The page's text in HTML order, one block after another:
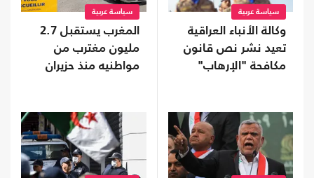
سياسة عربية
وكالة الأنباء العراقية
تعيد نشر نص قانون
مكافحة "الإرهاب"
سياسة عربية
المغرب يستقبل 2.7
مليون مغترب من
مواطنيه منذ حزيران